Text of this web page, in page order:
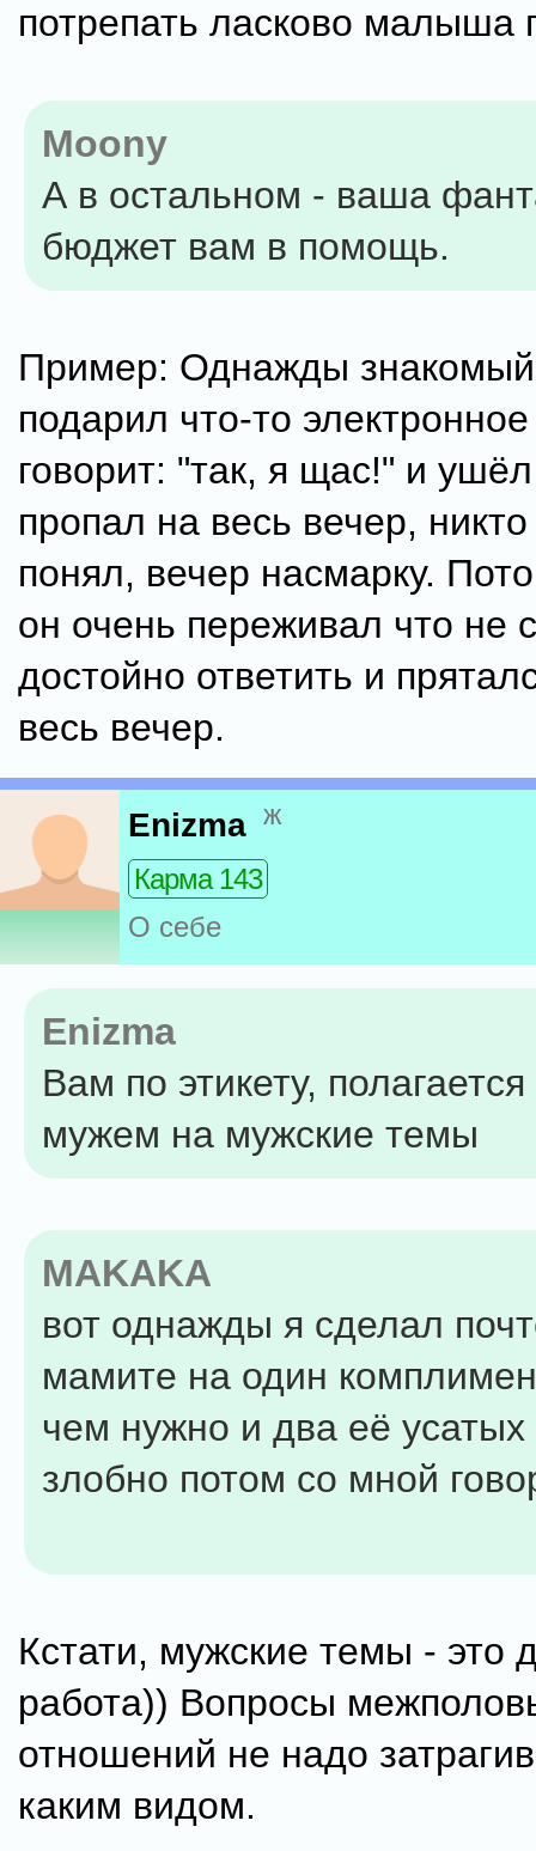
потрепать ласково малыша
Moony
А в остальном - ваша
бюджет вам в помощь.
Пример: Однажды
подарил что-то электронное
говорит: "так, я щас!" и
пропал на весь вечер,
понял, вечер насмарку.
он очень переживал что не
достойно ответить и
весь вечер.
Enizma ж
Карма 143
О себе
Enizma
Вам по этикету,
мужем на мужские темы
MAKAKA
вот однажды я сделал
мамите на один
чем нужно и два её
злобно потом со мной
Кстати, мужские темы - это
работа)) Вопросы
отношений не надо
каким видом.